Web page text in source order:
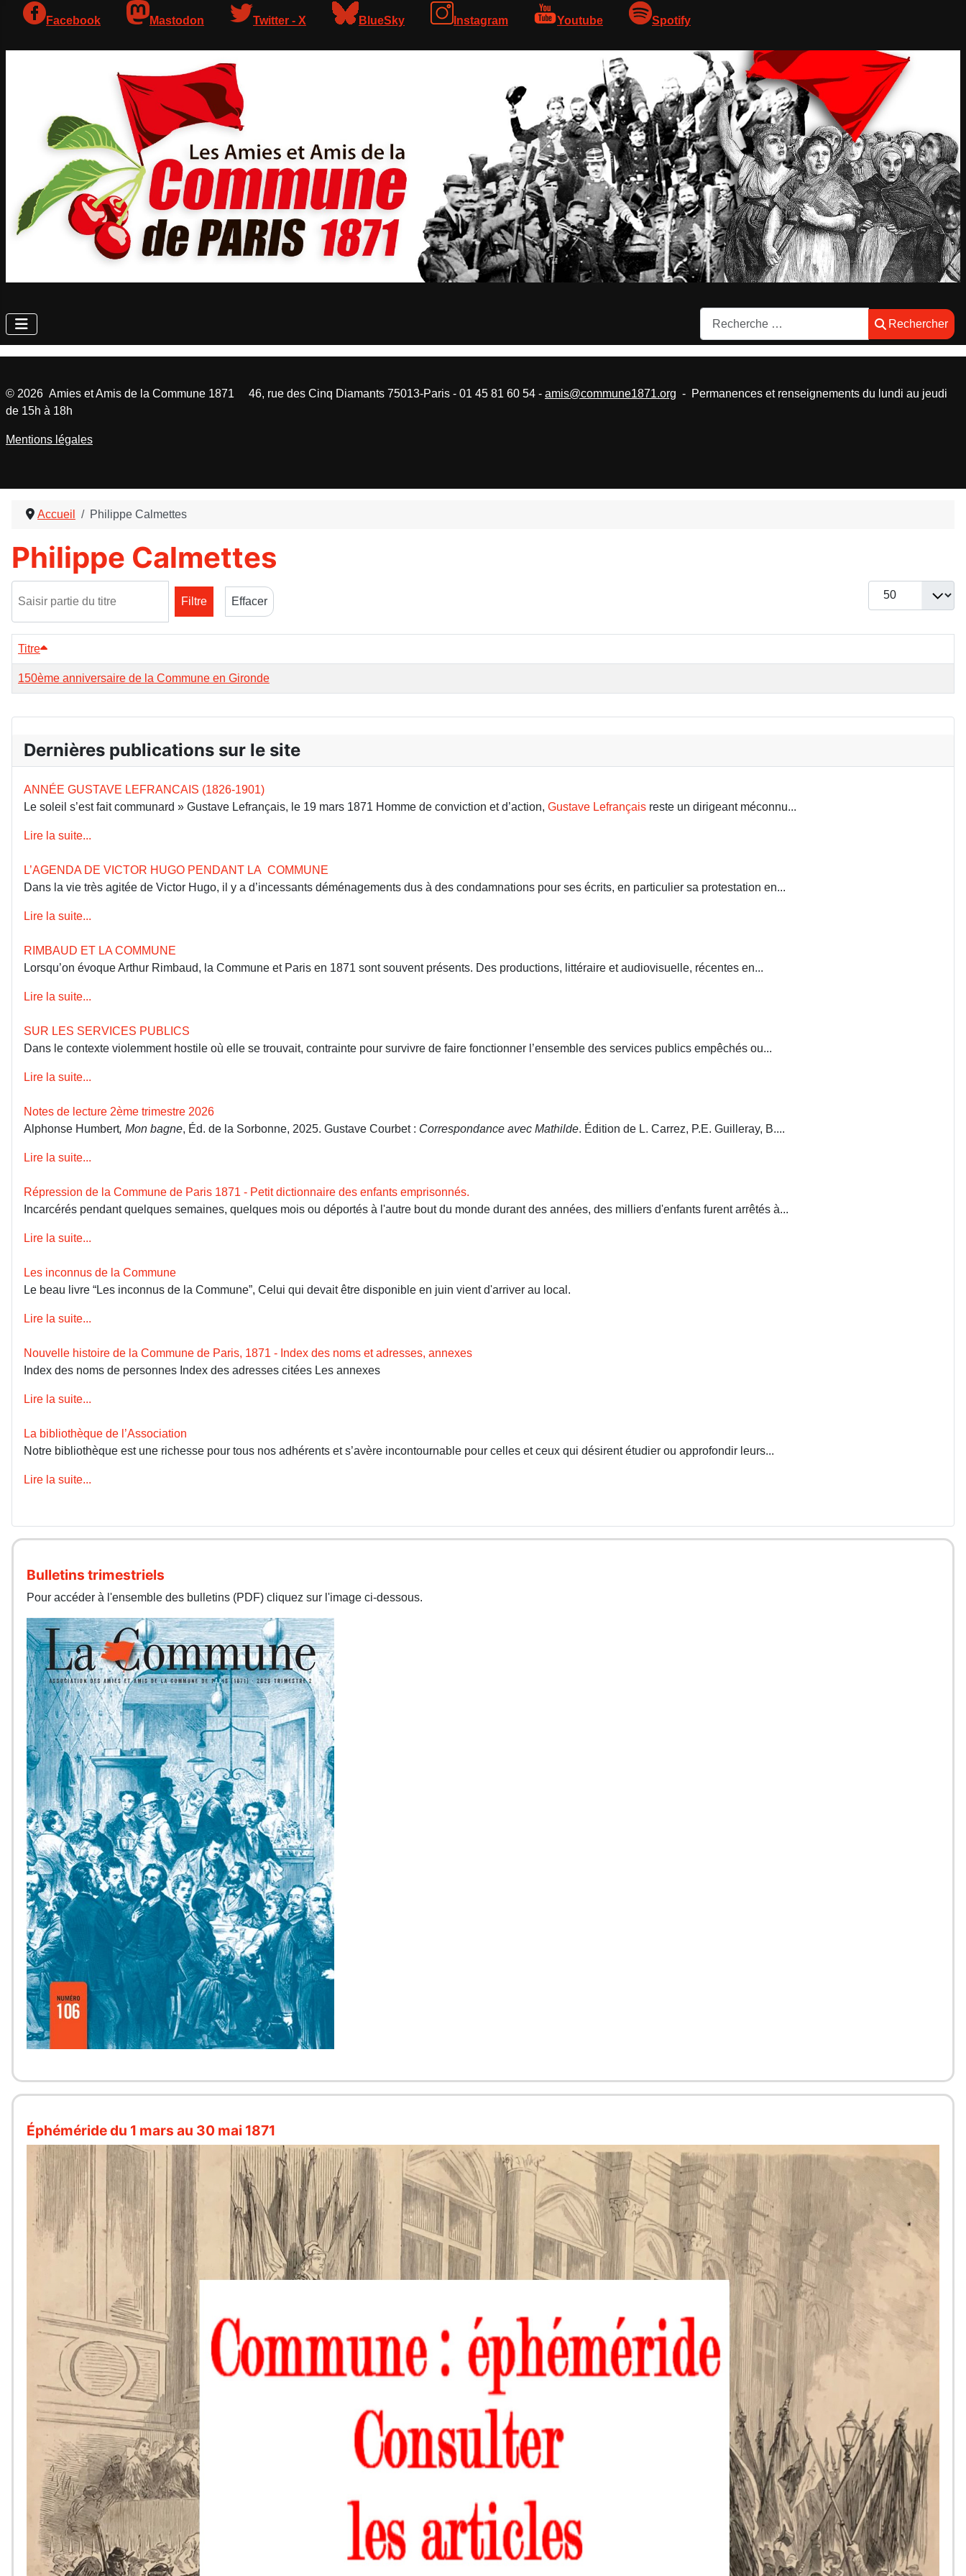
Facebook Mastodon Twitter - X BlueSky Instagram Youtube Spotify
Rechercher
Rechercher
Accueil Philippe Calmettes
Philippe Calmettes
Filtre
Effacer
Afficher #
Titre
150ème anniversaire de la Commune en Gironde
Dernières publications sur le site
ANNÉE GUSTAVE LEFRANCAIS (1826-1901)
Le soleil s’est fait communard » Gustave Lefrançais, le 19 mars 1871 Homme de conviction et d’action, Gustave Lefrançais reste un dirigeant méconnu...
Lire la suite...
L’AGENDA DE VICTOR HUGO PENDANT LA COMMUNE
Dans la vie très agitée de Victor Hugo, il y a d’incessants déménagements dus à des condamnations pour ses écrits, en particulier sa protestation en...
Lire la suite...
RIMBAUD ET LA COMMUNE
Lorsqu’on évoque Arthur Rimbaud, la Commune et Paris en 1871 sont souvent présents. Des productions, littéraire et audiovisuelle, récentes en...
Lire la suite...
SUR LES SERVICES PUBLICS
Dans le contexte violemment hostile où elle se trouvait, contrainte pour survivre de faire fonctionner l’ensemble des services publics empêchés ou...
Lire la suite...
Notes de lecture 2ème trimestre 2026
Alphonse Humbert, Mon bagne, Éd. de la Sorbonne, 2025. Gustave Courbet : Correspondance avec Mathilde. Édition de L. Carrez, P.E. Guilleray, B....
Lire la suite...
Répression de la Commune de Paris 1871 - Petit dictionnaire des enfants emprisonnés.
Incarcérés pendant quelques semaines, quelques mois ou déportés à l'autre bout du monde durant des années, des milliers d'enfants furent arrêtés à...
Lire la suite...
Les inconnus de la Commune
Le beau livre “Les inconnus de la Commune”, Celui qui devait être disponible en juin vient d'arriver au local.
Lire la suite...
Nouvelle histoire de la Commune de Paris, 1871 - Index des noms et adresses, annexes
Index des noms de personnes Index des adresses citées Les annexes
Lire la suite...
La bibliothèque de l’Association
Notre bibliothèque est une richesse pour tous nos adhérents et s’avère incontournable pour celles et ceux qui désirent étudier ou approfondir leurs...
Lire la suite...
Bulletins trimestriels
Pour accéder à l'ensemble des bulletins (PDF) cliquez sur l'image ci-dessous.
Éphéméride du 1 mars au 30 mai 1871
© 2026 Amies et Amis de la Commune 1871 46, rue des Cinq Diamants 75013-Paris - 01 45 81 60 54 - amis@commune1871.org - Permanences et renseignements du lundi au jeudi
de 15h à 18h
Mentions légales